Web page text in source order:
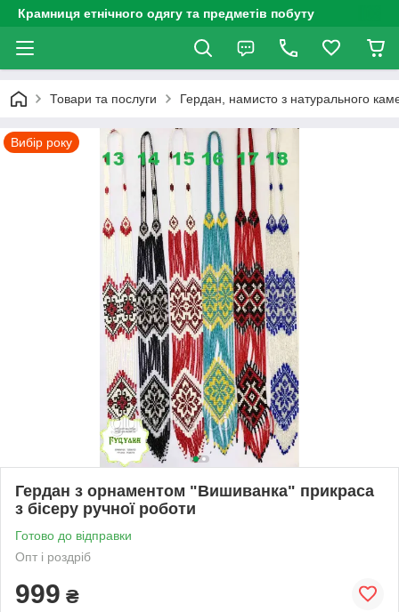
Крамниця етнічного одягу та предметів побуту
Товари та послуги Гердан, намисто з натурального
Вибір року
Гердан з орнаментом "Вишиванка" прикраса
з бісеру ручної роботи
Готово до відправки
Опт і роздріб
999 ₴